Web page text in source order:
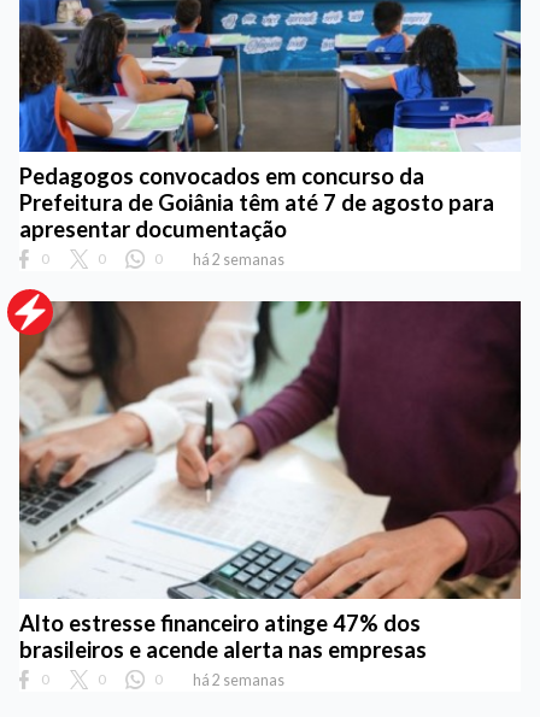
Pedagogos convocados em concurso da
Prefeitura de Goiânia têm até 7 de agosto para
apresentar documentação
0 0 0 há 2 semanas
Alto estresse financeiro atinge 47% dos
brasileiros e acende alerta nas empresas
0 0 0 há 2 semanas